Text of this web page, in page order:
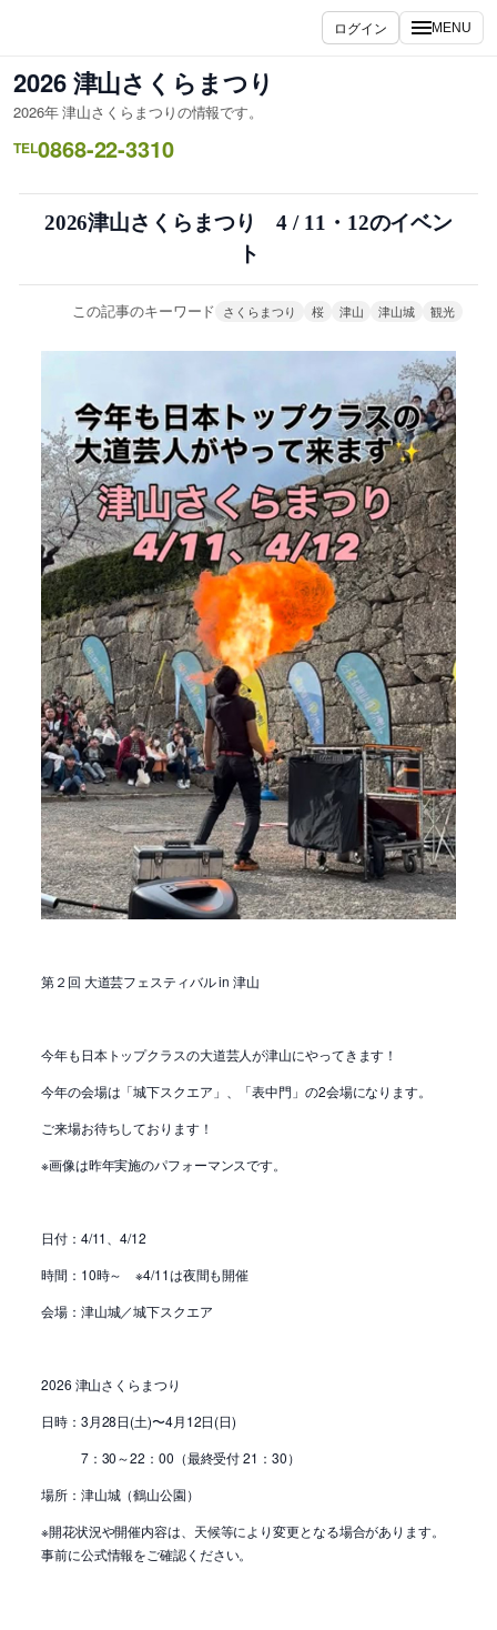
を
ス
キ
ッ
ログイン MENU
2026 津山さくらまつり
2026年 津山さくらまつりの情報です。
TEL0868-22-3310
2026津山さくらまつり 4 / 11・12のイベン
ト
この記事のキーワード さくらまつり 桜 津山 津山城 観光
第２回 大道芸フェスティバル in 津山
今年も日本トップクラスの大道芸人が津山にやってきます！
今年の会場は「城下スクエア」、「表中門」の2会場になります。
ご来場お待ちしております！
※画像は昨年実施のパフォーマンスです。
日付：4/11、4/12
時間：10時～ ※4/11は夜間も開催
会場：津山城／城下スクエア
2026 津山さくらまつり
日時：3月28日(土)〜4月12日(日)
7：30～22：00（最終受付 21：30）
場所：津山城（鶴山公園）
※開花状況や開催内容は、天候等により変更となる場合があります。
事前に公式情報をご確認ください。